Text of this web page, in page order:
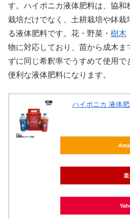
す。ハイポニカ液体肥料は、協和
栽培だけでなく、土耕栽培や鉢栽
る液体肥料です。花・野菜・ 樹木
物に対応しており、苗から成木ま
ずに同じ希釈率でうすめて使用で
便利な液体肥料になります。
ハイポニカ 液体
楽